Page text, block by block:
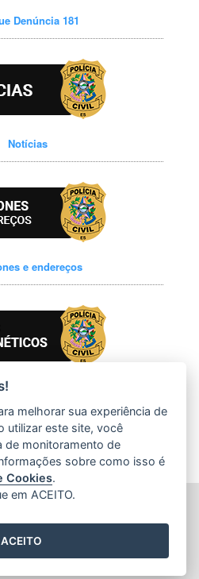
Denúncia 181
Notícias
e endereços
Cibernéticos
Penha, 2290 - Santa Luiza
402 - Vitória / ES
3198-5914
melhorar sua experiência de
utilizar este site, você
de monitoramento de
sobre como isso é
Cookies.
em ACEITO.
ACEITO